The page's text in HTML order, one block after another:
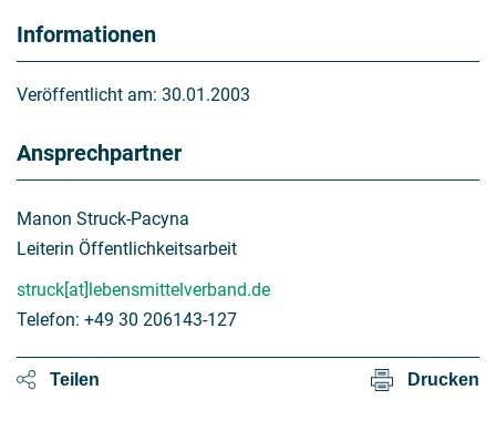
Informationen
Veröffentlicht am: 30.01.2003
Ansprechpartner
Manon Struck-Pacyna
Leiterin Öffentlichkeitsarbeit
struck[at]lebensmittelverband.de
Telefon: +49 30 206143-127
Teilen Drucken